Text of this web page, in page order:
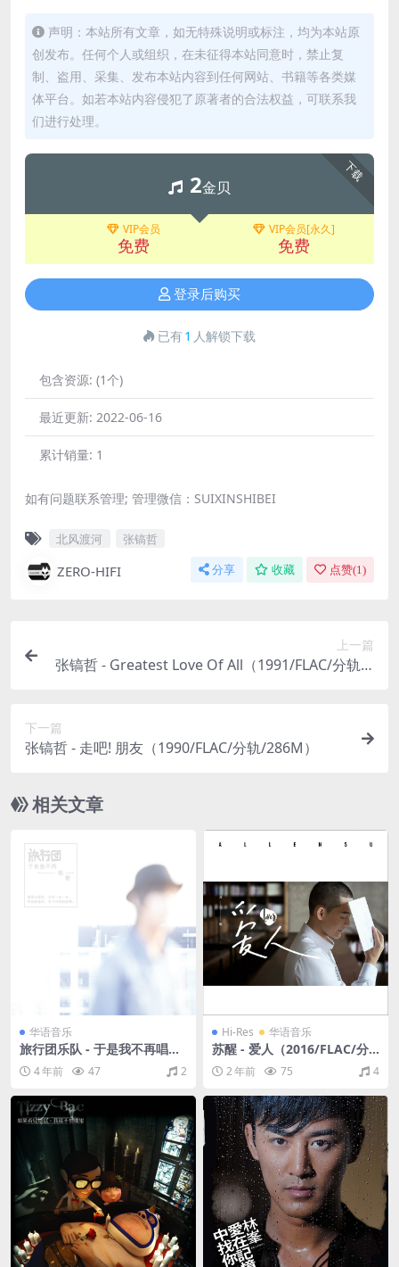
声明：本站所有文章，如无特殊说明或标注，均为本站原
创发布。任何个人或组织，在未征得本站同意时，禁止复
制、盗用、采集、发布本站内容到任何网站、书籍等各类媒
体平台。如若本站内容侵犯了原著者的合法权益，可联系我
们进行处理。
下载
2金贝
VIP会员
免费
VIP会员[永久]
免费
登录后购买
已有1 人解锁下载
包含资源: (1个)
最近更新: 2022-06-16
累计销量: 1
如有问题联系管理; 管理微信：SUIXINSHIBEI
北风渡河 张镐哲
ZERO-HIFI 分享 收藏 点赞(1)
上一篇
张镐哲 - Greatest Love Of All（1991/FLAC/分轨/2
下一篇
张镐哲 - 走吧! 朋友（1990/FLAC/分轨/286M）
相关文章
华语音乐
旅行团乐队 - 于是我不再唱歌
（2013/FLAC/分轨/193M）
4 年前 47 2
Hi-Res 华语音乐
苏醒 - 爱人（2016/FLAC/分
轨/480M）(24bit/48kHz)
2 年前 75 4